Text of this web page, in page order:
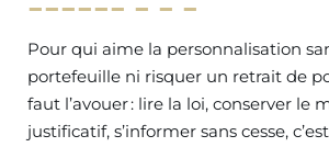
Pour qui aime la personnalisation
portefeuille ni risquer un retrait de
faut l’avouer : lire la loi, conserver le
justificatif, s’informer sans cesse,